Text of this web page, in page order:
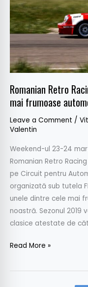
Romanian Retro
mai frumoase
Leave a Comment /
Valentin
Weekend-ul 23-24
Romanian Retro
pe Circuit pentru
organizată sub tutela
unele dintre cele mai
noastră. Sezonul 2019
clasice atestate de
campionatul
cu
cele
mai
frumoase
automobile
România
Read More »